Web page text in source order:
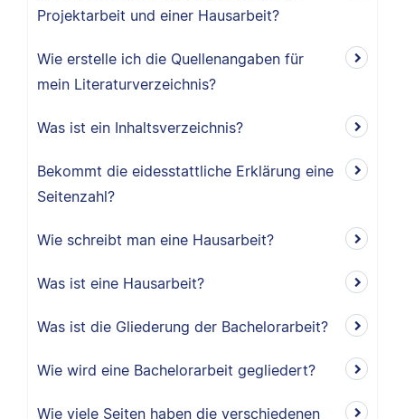
Projektarbeit und einer Hausarbeit?
Wie erstelle ich die Quellenangaben für
mein Literaturverzeichnis?
Was ist ein Inhaltsverzeichnis?
Bekommt die eidesstattliche Erklärung eine
Seitenzahl?
Wie schreibt man eine Hausarbeit?
Was ist eine Hausarbeit?
Was ist die Gliederung der Bachelorarbeit?
Wie wird eine Bachelorarbeit gegliedert?
Wie viele Seiten haben die verschiedenen